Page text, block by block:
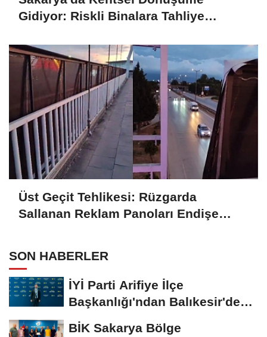
Gidiyor: Riskli Binalara Tahliye
Üst Geçit Tehlikesi: Rüzgarda
Sallanan Reklam Panoları Endişe
SON HABERLER
İYİ Parti Arifiye İlçe
Başkanlığı'ndan Balıkesir'deki
Büyük...
BİK Sakarya Bölge